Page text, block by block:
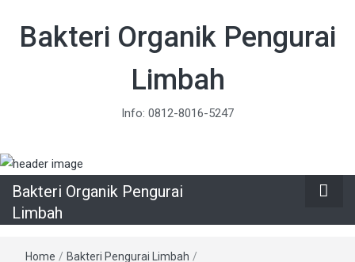
Bakteri Organik Pengurai
Limbah
Info: 0812-8016-5247
Bakteri Organik Pengurai
Limbah
Home / Bakteri Pengurai Limbah /